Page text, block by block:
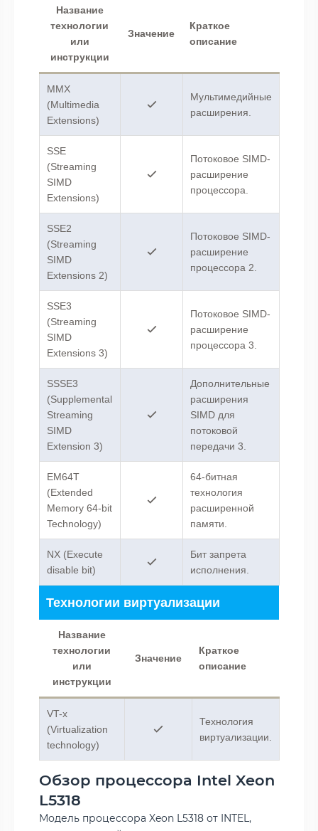
Название
технологии
или
инструкции
Значение
Краткое
описание
MMX
(Multimedia
Extensions)
Мультимедийные
расширения.
SSE
(Streaming
SIMD
Extensions)
Потоковое SIMD-
расширение
процессора.
SSE2
(Streaming
SIMD
Extensions 2)
Потоковое SIMD-
расширение
процессора 2.
SSE3
(Streaming
SIMD
Extensions 3)
Потоковое SIMD-
расширение
процессора 3.
SSSE3
(Supplemental
Streaming
SIMD
Extension 3)
Дополнительные
расширения
SIMD для
потоковой
передачи 3.
EM64T
(Extended
Memory 64-bit
Technology)
64-битная
технология
расширенной
памяти.
NX (Execute
disable bit)
Бит запрета
исполнения.
Технологии виртуализации
Название
технологии
или
инструкции
Значение
Краткое
описание
VT-x
(Virtualization
technology)
Технология
виртуализации.
Обзор процессора Intel Xeon
L5318
Модель процессора Xeon L5318 от INTEL,